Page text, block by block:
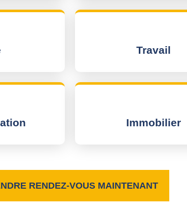
Travail
Immobilier
RENDEZ-VOUS MAINTENANT